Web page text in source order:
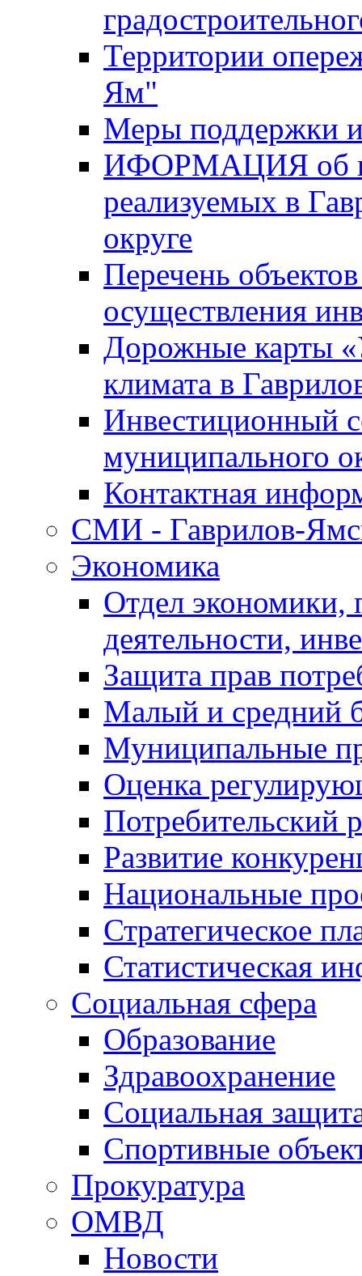
Территории
Ям"
Меры поддержки
ИФОРМАЦИЯ об
реализуемых в
округе
Перечень
осуществления
Дорожные карты
климата в
Инвестиционный
муниципального
Контактная
СМИ - Гаврилов-
Экономика
Отдел экономики,
деятельности,
Защита прав
Малый и средний
Муниципальные
Оценка
Потребительский
Развитие
Национальные
Стратегическое
Статистическая
Социальная сфера
Образование
Здравоохранение
Социальная
Спортивные
Прокуратура
ОМВД
Новости